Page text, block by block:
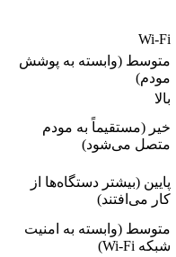
Wi-Fi
متوسط (وابسته به پوشش
مودم)
بالا
خیر (مستقیماً به مودم
متصل می‌شود)
پایین (بیشتر دستگاه‌ها از
کار می‌افتند)
متوسط (وابسته به امنیت
شبکه Wi-Fi)